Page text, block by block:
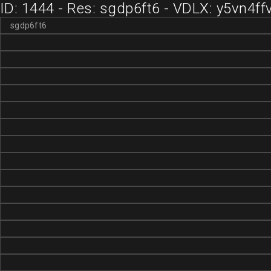
ID: 1444 - Res: sgdp6ft6 - VDLX: